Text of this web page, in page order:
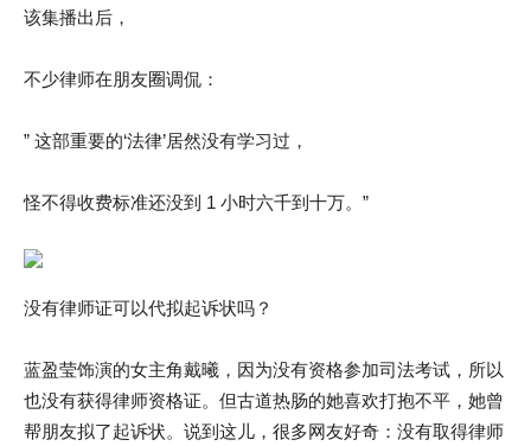
该集播出后，
不少律师在朋友圈调侃：
” 这部重要的‘法律’居然没有学习过，
怪不得收费标准还没到 1 小时六千到十万。”
没有律师证可以代拟起诉状吗？
蓝盈莹饰演的女主角戴曦，因为没有资格参加司法考试，所以
也没有获得律师资格证。但古道热肠的她喜欢打抱不平，她曾
帮朋友拟了起诉状。说到这儿，很多网友好奇：没有取得律师